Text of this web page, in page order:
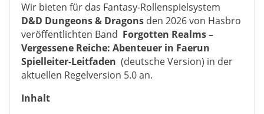
Regelversion
deutsche
Version
Menge
Wir bieten für das Fantasy-Rollenspielsystem
D&D Dungeons & Dragons den 2026 von Hasbro
veröffentlichten Band Forgotten Realms –
Vergessene Reiche: Abenteuer in Faerun
Spielleiter-Leitfaden (deutsche Version) in der
aktuellen Regelversion 5.0 an.
Inhalt